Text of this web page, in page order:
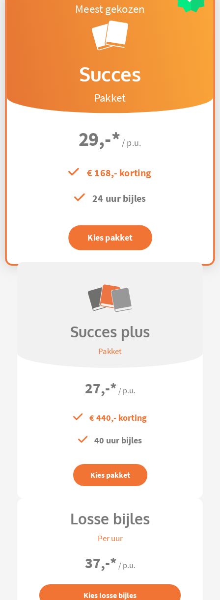
Succes
Pakket
29,-* / p.u.
€ 168,- korting
24 uur bijles
Kies pakket
Succes plus
Pakket
27,-* / p.u.
€ 440,- korting
40 uur bijles
Kies pakket
Losse bijles
Per uur
37,-* / p.u.
Kies losse bijles